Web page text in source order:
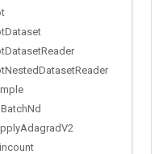
Dataset
DatasetReader
NestedDatasetReader
BatchNd
AdagradV2